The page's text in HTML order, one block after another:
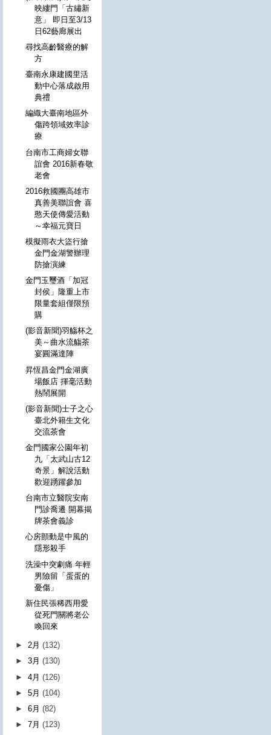
映縷門「古繡新
意」 即日至3/13
日62藝廊展出
尋找高齡醫療的解
方
臺南永康建國里活
動中心落成啟用
典禮
編織大臺南地區外
傷跨領域效率診
療
台南市工商婦女聯
誼會 2016新春敬
老會
2016救國團高雄市
真善美聯誼會 喜
憨天使傳愛活動
～幸福元寶日
模擬雨衣大盜行搶
金門金湖警辦理
防搶演練
金門玉璽酒「加冠
封侯」隆重上市
限量套組僅限預
購
(影音新聞)羽觴杯之
美～曲水流觴茶
宴圓滿達陣
昇恆昌金門金湖廣
場飯店 揮毫活動
熱鬧展開
(影音新聞)士子之心
臺北外籍生文化
交流茶會
金門國家公園年初
九「太武山古12
奇景」解說活動
歡迎踴躍參加
台南市立醫院安南
門診喬遷 開幕揭
牌茶會義診
心房顫動是中風的
隱形殺手
洗澡中突劇痛 年輕
男險留「蛋蛋的
憂傷」
新住民張稀西用愛
從死門關將老公
喚回來
►2月(132)
►3月(130)
►4月(126)
►5月(104)
►6月(82)
►7月(123)